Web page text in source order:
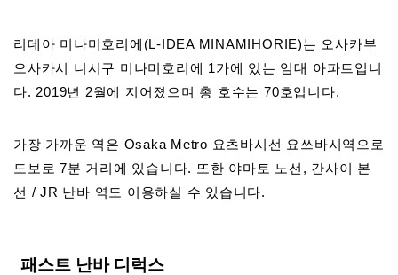
리데아 미나미호리에(L-IDEA MINAMIHORIE)는 오사카부
오사카시 니시구 미나미호리에 1가에 있는 임대 아파트입니
다. 2019년 2월에 지어졌으며 총 호수는 70호입니다.
가장 가까운 역은 Osaka Metro 요츠바시선 요쓰바시역으로
도보로 7분 거리에 있습니다. 또한 야마토 노선, 간사이 본
선 / JR 난바 역도 이용하실 수 있습니다.
패스트 난바 디럭스